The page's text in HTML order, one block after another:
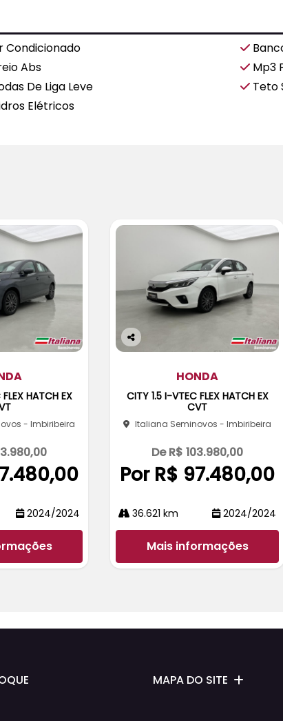
Condicionado
Abs
Mp3
De Liga Leve
Teto
Elétricos
HATCH EX
- Imbiribeira
2024/2024
Co
he
HONDA
CITY 1.5 I-VTEC FLEX HATCH EX
CVT
Italiana Seminovos - Imbiribeira
De R$ 103.980,00
Por R$ 97.480,00
36.621 km 2024/2024
Mais informações
MAPA DO SITE